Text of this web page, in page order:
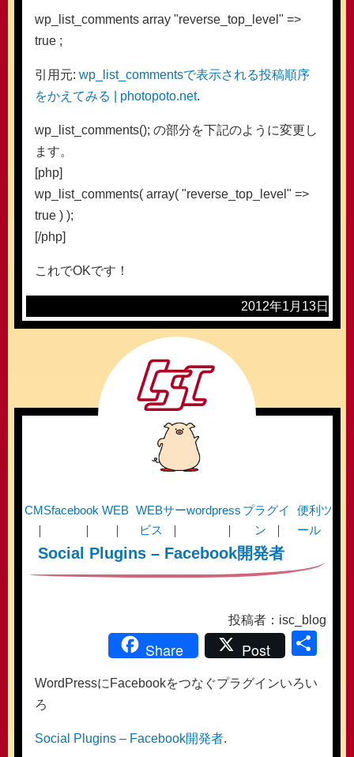
wp_list_comments array "reverse_top_level" =>
true ;
引用元: wp_list_commentsで表示される投稿順序
をかえてみる | photopoto.net.
wp_list_comments(); の部分を下記のように変更し
ます。
[php]
wp_list_comments( array( "reverse_top_level" =>
true ) );
[/php]
これでOKです！
2012年1月13日
CMSfacebook WEB WEBサー
ビス
wordpress プラグイ
ン
便利ツ
ール
Social Plugins – Facebook開発者
投稿者：isc_blog
Share Post
WordPressにFacebookをつなぐプラグインいろい
ろ
Social Plugins – Facebook開発者.